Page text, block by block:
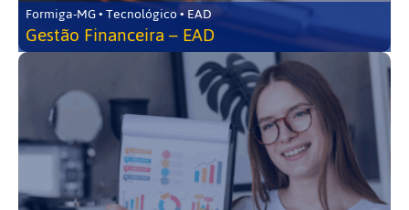
Formiga-MG • Tecnológico • EAD
Gestão Financeira – EAD